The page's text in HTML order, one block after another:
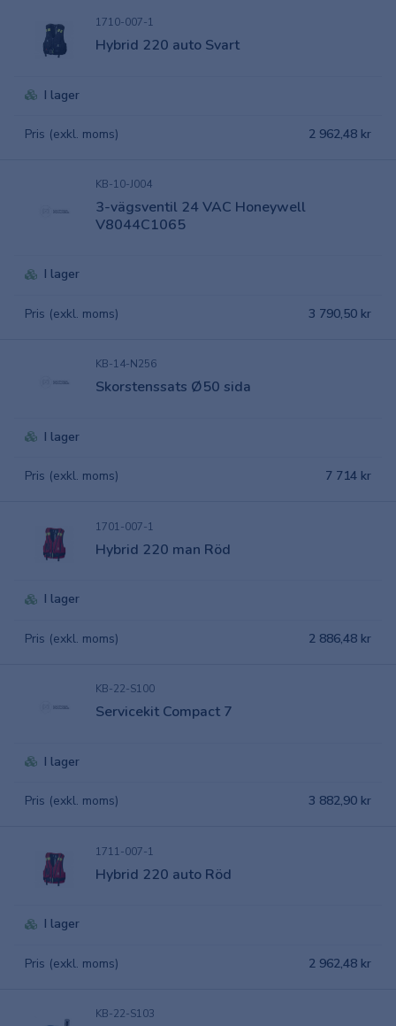
1710-007-1
Hybrid 220 auto Svart
I lager
Pris (exkl. moms) 2 962,48 kr
KB-10-J004
3-vägsventil 24 VAC Honeywell
V8044C1065
I lager
Pris (exkl. moms) 3 790,50 kr
KB-14-N256
Skorstenssats Ø50 sida
I lager
Pris (exkl. moms) 7 714 kr
1701-007-1
Hybrid 220 man Röd
I lager
Pris (exkl. moms) 2 886,48 kr
KB-22-S100
Servicekit Compact 7
I lager
Pris (exkl. moms) 3 882,90 kr
1711-007-1
Hybrid 220 auto Röd
I lager
Pris (exkl. moms) 2 962,48 kr
KB-22-S103